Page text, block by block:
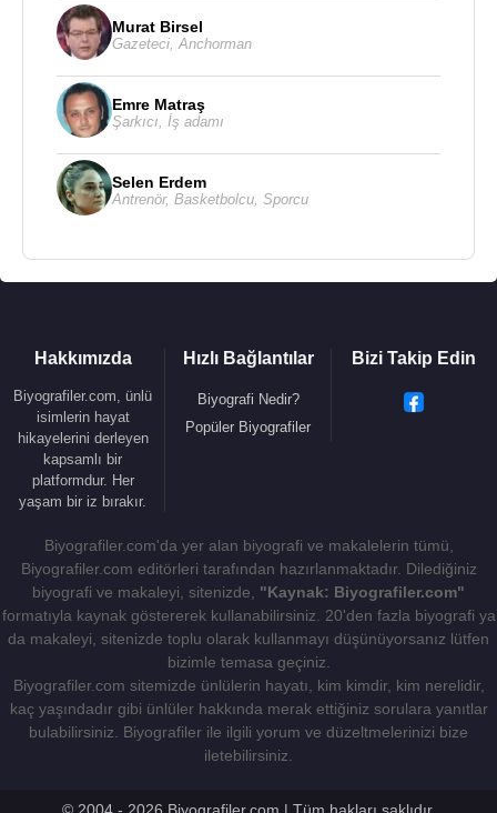
Murat Birsel
Gazeteci Anchorman
Emre Matraş
Şarkıcı İş adamı
Selen Erdem
Antrenör, Basketbolcu Sporcu
Hakkımızda
Biyografiler.com, ünlü
isimlerin hayat
hikayelerini derleyen
kapsamlı bir
platformdur. Her
yaşam bir iz bırakır.
Hızlı Bağlantılar
Biyografi Nedir?
Popüler Biyografiler
Bizi Takip Edin
Biyografiler.com'da yer alan biyografi ve makalelerin tümü,
Biyografiler.com editörleri tarafından hazırlanmaktadır. Dilediğiniz
biyografi ve makaleyi, sitenizde, "Kaynak: Biyografiler.com"
formatıyla kaynak göstererek kullanabilirsiniz. 20'den fazla biyografi ya
da makaleyi, sitenizde toplu olarak kullanmayı düşünüyorsanız lütfen
bizimle temasa geçiniz.
Biyografiler.com sitemizde ünlülerin hayatı, kim kimdir, kim nerelidir,
kaç yaşındadır gibi ünlüler hakkında merak ettiğiniz sorulara yanıtlar
bulabilirsiniz. Biyografiler ile ilgili yorum ve düzeltmelerinizi bize
iletebilirsiniz.